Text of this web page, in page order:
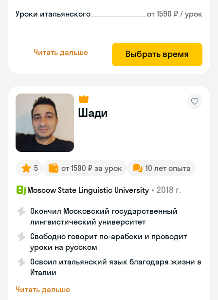
Уроки итальянского от 1590 ₽ / урок
Читать дальше Выбрать время
Шади
5 от 1590 ₽ за урок 10 лет опыта
Moscow State Linguistic University • 2018 г.
Окончил Московский государственный
лингвистический университет
Свободно говорит по-арабски и проводит
уроки на русском
Освоил итальянский язык благодаря жизни в
Италии
Читать дальше